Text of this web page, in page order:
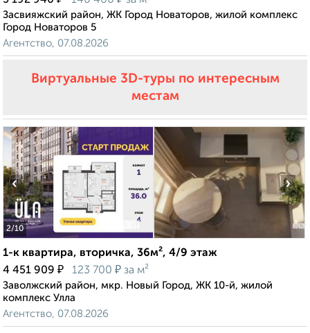
Засвияжский район, ЖК Город Новаторов, жилой комплекс
Город Новаторов 5
Агентство, 07.08.2026
Виртуальные 3D-туры по интересным
местам
2/10
‹ ›
1-к квартира, вторичка, 36м², 4/9 этаж
4 451 909 ₽ 123 700 ₽ за м²
Заволжский район, мкр. Новый Город, ЖК 10-й, жилой
комплекс Улла
Агентство, 07.08.2026